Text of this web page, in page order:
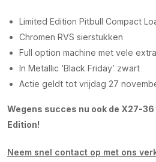
Limited Edition Pitbull Compact
Chromen RVS sierstukken
Full option machine met vele
In Metallic ‘Black Friday’ zwart
Actie geldt tot vrijdag 27
Wegens succes nu ook de X27-
Edition!
Neem snel contact op met ons